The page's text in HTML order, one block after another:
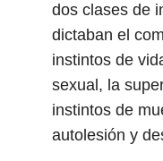
dos clases de
dictaban el
instintos de
sexual, la
instintos de
autolesión y